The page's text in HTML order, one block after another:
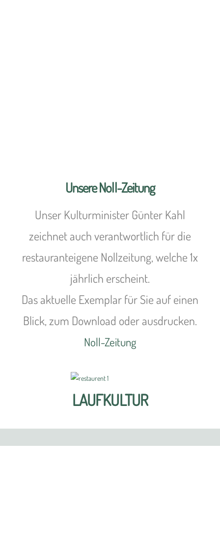
Unsere Noll-Zeitung
Unser Kulturminister Günter Kahl
zeichnet auch verantwortlich für die
restauranteigene Nollzeitung, welche 1x
jährlich erscheint.
Das aktuelle Exemplar für Sie auf einen
Blick, zum Download oder ausdrucken.
Noll-Zeitung
LAUFKULTUR